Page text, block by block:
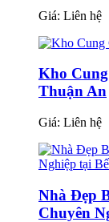
Giá: Liên hệ
Kho
Thuận An
Giá: Liên hệ
Nhà Đẹp
Chuyên